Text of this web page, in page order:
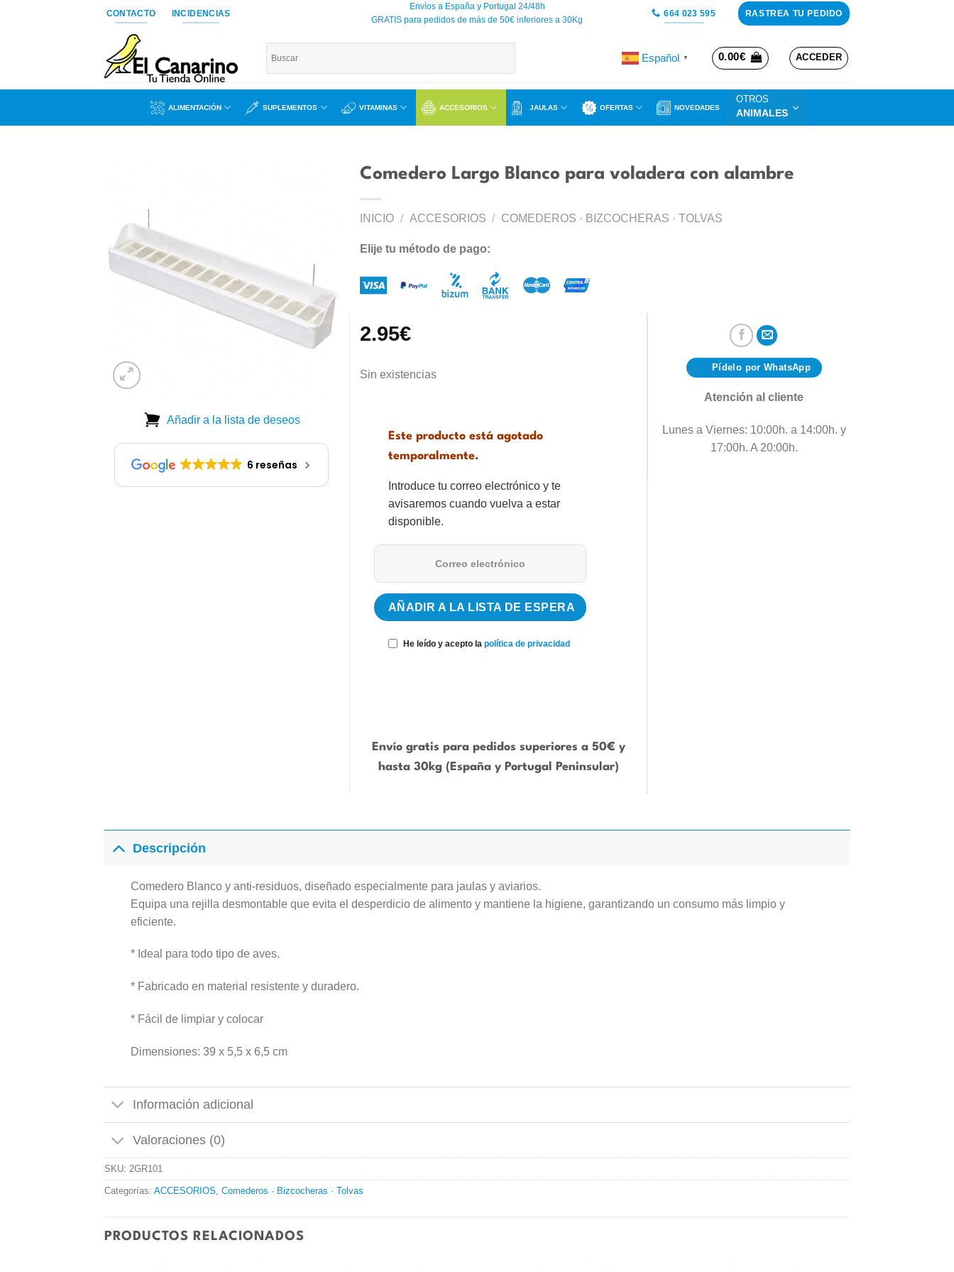
CONTACTO INCIDENCIAS
Envíos a España y Portugal 24/48h
GRATIS para pedidos de más de 50€ inferiores a 30Kg
664 023 595 RASTREA TU PEDIDO
Español ▼ 0.00€ ACCEDER
ALIMENTACIÓN SUPLEMENTOS VITAMINAS ACCESORIOS JAULAS OFERTAS NOVEDADES
OTROS
ANIMALES
deseos
Añadir a la lista de deseos
6 reseñas
Comedero Largo Blanco para voladera con alambre
INICIO / ACCESORIOS / COMEDEROS · BIZCOCHERAS · TOLVAS
Elije tu método de pago:
2.95€
Sin existencias
Este producto está agotado
temporalmente.
Introduce tu correo electrónico y te
avisaremos cuando vuelva a estar
disponible.
He leído y acepto la política de privacidad
Envío gratis para pedidos superiores a 50€ y
hasta 30kg (España y Portugal Peninsular)
Pídelo por WhatsApp
Atención al cliente
Lunes a Viernes: 10:00h. a 14:00h. y
17:00h. A 20:00h.
Descripción
Comedero Blanco y anti-residuos, diseñado especialmente para jaulas y aviarios.
Equipa una rejilla desmontable que evita el desperdicio de alimento y mantiene la higiene, garantizando un consumo más limpio y
eficiente.
* Ideal para todo tipo de aves.
* Fabricado en material resistente y duradero.
* Fácil de limpiar y colocar
Dimensiones: 39 x 5,5 x 6,5 cm
Información adicional
Valoraciones (0)
SKU: 2GR101
Categorías: ACCESORIOS Comederos · Bizcocheras · Tolvas
PRODUCTOS RELACIONADOS